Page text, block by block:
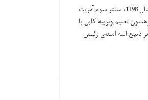
روز چهار شنبه تاریخ 27 سنبله سال 1398، سنتر سوم آمریت
تعلیم وتربیه کابل با
ذبیح الله اسدی رئیس